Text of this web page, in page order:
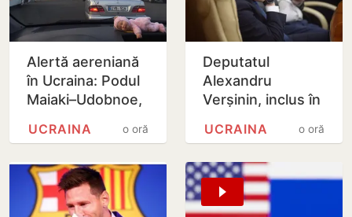
Alertă aereniană
în Ucraina: Podul
Maiaki–Udobnoe,
o oră
UCRAINA
Deputatul
Alexandru
Verșinin, inclus în
‘Mirotvoreț’
o oră
UCRAINA